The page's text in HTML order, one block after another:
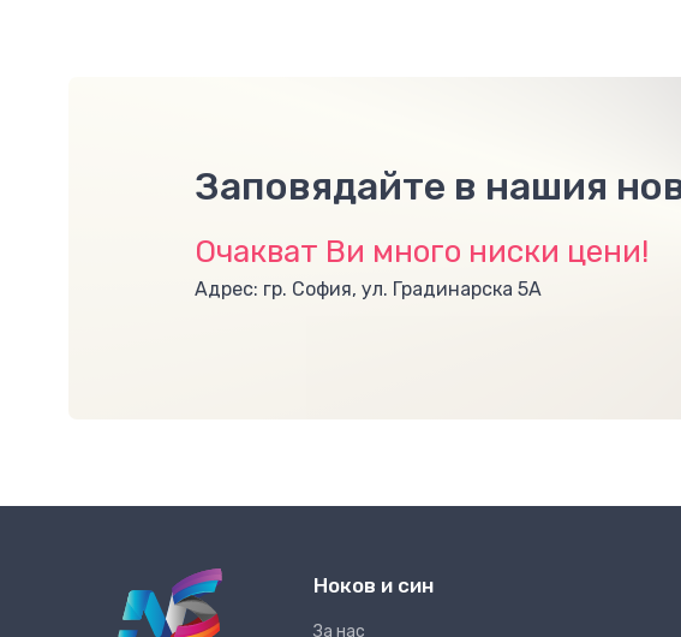
Заповядайте в нашия
Очакват Ви много ниски цени!
Адрес: гр. София, ул. Градинарска 5А
Ноков и син
За нас